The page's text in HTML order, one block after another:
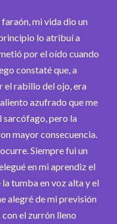
mi vida dio un
lo atribuí a
por el oído cuando
constaté que, a
el rabillo del ojo, era
azufrado que me
sarcófago, pero la
mayor consecuencia.
Siempre fui un
en mi aprendiz el
tumba en voz alta y el
alegré de mi previsión
el zurrón lleno